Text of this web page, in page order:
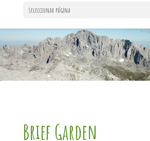
Seleccionar página
Brief Garden